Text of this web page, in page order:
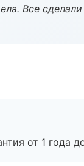
Все
от 1 года